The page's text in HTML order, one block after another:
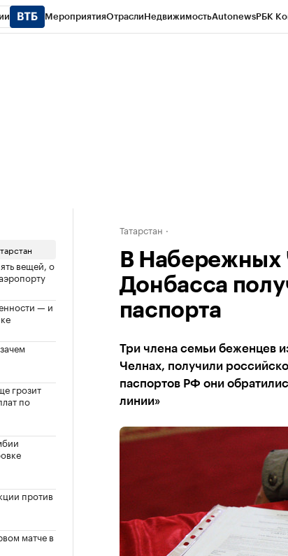
МероприятияОтраслиНедвижимостьAutonewsРБК
вещей, о
— и
грозит
по
против
матче в
Татарстан
В Набережных
Донбасса
паспорта
Три члена семьи беженцев
Челнах, получили
паспортов РФ они
линии»